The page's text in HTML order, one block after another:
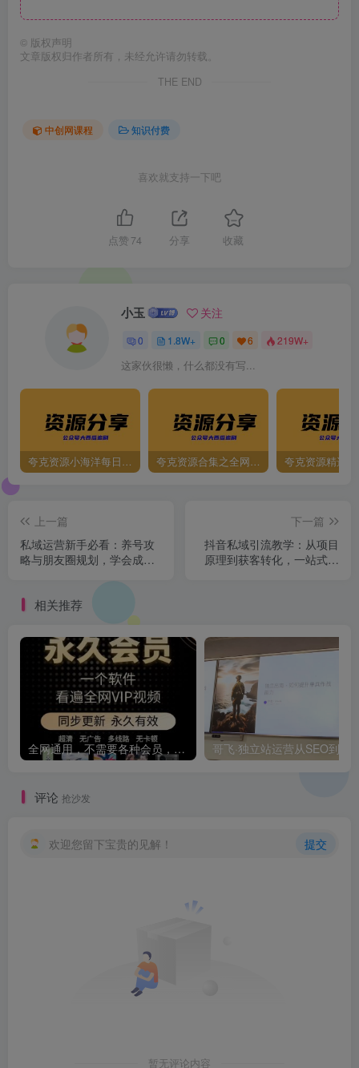
© 版权声明
文章版权归作者所有，未经允许请勿转载。
THE END
中创网课程 知识付费
喜欢就支持一下吧
点赞 74 分享 收藏
小玉 关注
0 1.8W+ 0 6 219W+
这家伙很懒，什么都没有写...
夸克资源小海洋每日更新资源大汇总（持续更新） 夸克资源合集之全网影视 夸克资源精选
上一篇
私域运营新手必看：养号攻
略与朋友圈规划，学会成交
下一篇
抖音私域引流教学：从项目
原理到获客转化，一站式学
相关推荐
全网通用，不需要各种会员，再也不缺电影看！！
评论 抢沙发
欢迎您留下宝贵的见解！ 提交
暂无评论内容